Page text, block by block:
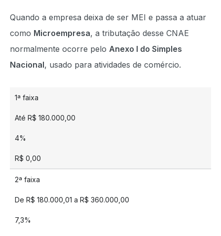
Quando a empresa deixa de ser MEI e passa a atuar
como Microempresa, a tributação desse CNAE
normalmente ocorre pelo Anexo I do Simples
Nacional, usado para atividades de comércio.
1ª faixa
Até R$ 180.000,00
4%
R$ 0,00
2ª faixa
De R$ 180.000,01 a R$ 360.000,00
7,3%